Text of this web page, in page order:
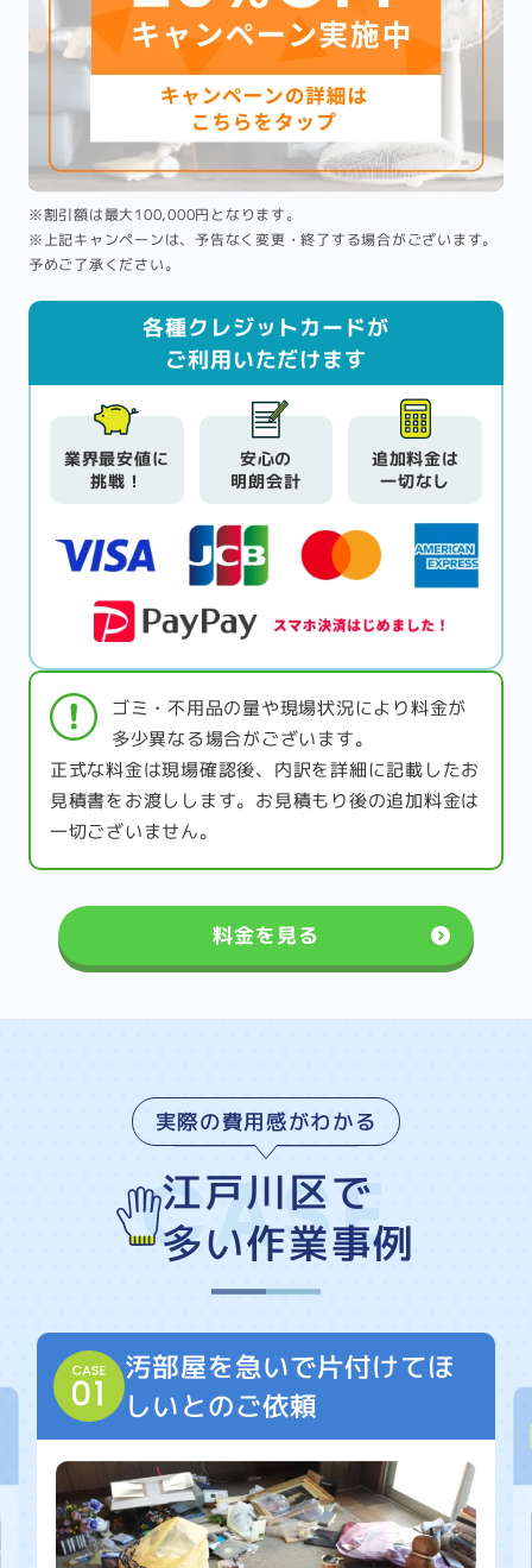
※割引額は最大100,000円となります。
※上記キャンペーンは、予告なく変更・終了する場合がございます。
予めご了承ください。
各種クレジットカードが
ご利用いただけます
業界最安値に
挑戦！
安心の
明朗会計
追加料金は
一切なし
ゴミ・不用品の量や現場状況により料金が
多少異なる場合がございます。
正式な料金は現場確認後、内訳を詳細に記載したお
見積書をお渡しします。お見積もり後の追加料金は
一切ございません。
料金を見る
実際の費用感がわかる
江戸川区で
多い作業事例
汚部屋を急いで片付けてほ
しいとのご依頼